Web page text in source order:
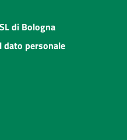
di Bologna
dato personale